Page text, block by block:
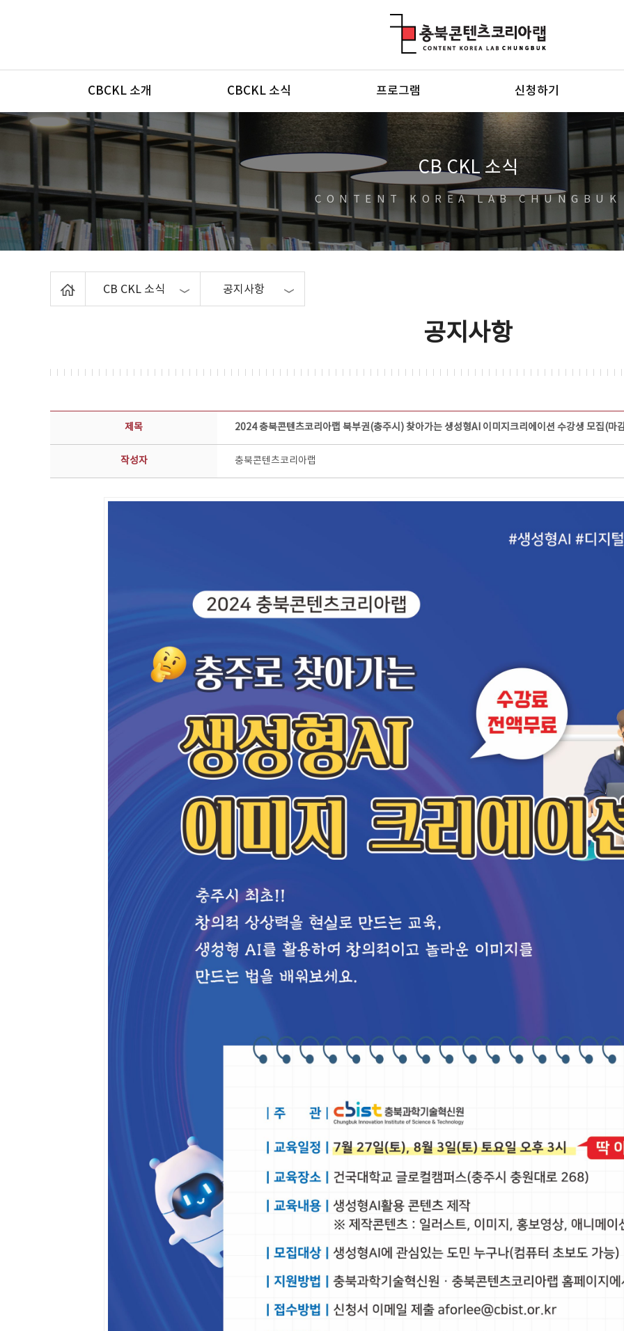
메뉴
CBCKL 소개 CBCKL 소식 프로그램 신청하기
CB CKL 소식
CONTENT KOREA LAB CHUNGBUK
CB CKL 소식 공지사항
공지사항
공지사항 상세보기 - 제목, 담당부서, 담당자, 담당연락처, 내용, 첨부파일 정보 제공
제목 2024 충북콘텐츠코리아랩 북부권(충주시) 찾아가는 생성형AI 이미지크리에이션 수강생 모집(마
작성자 충북콘텐츠코리아랩